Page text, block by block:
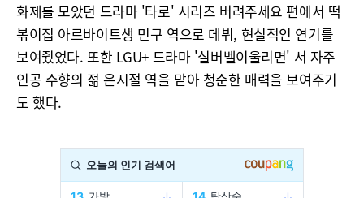
화제를 모았던 드라마 '타로' 시리즈 버려주세요 편에서 떡
볶이집 아르바이트생 민구 역으로 데뷔, 현실적인 연기를
보여줬었다. 또한 LGU+ 드라마 '실버벨이울리면' 서 자주
인공 수향의 젊 은시절 역을 맡아 청순한 매력을 보여주기
도 했다.